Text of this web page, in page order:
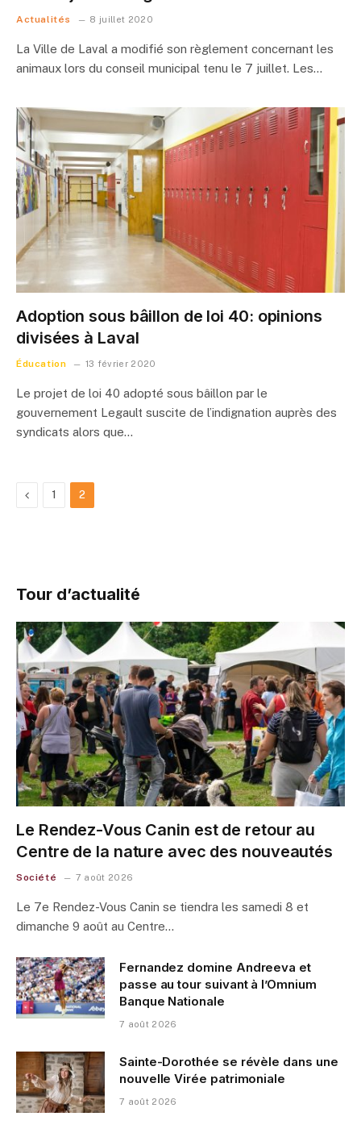
Actualités 8 juillet 2020
La Ville de Laval a modifié son règlement concernant les
animaux lors du conseil municipal tenu le 7 juillet. Les…
Adoption sous bâillon de loi 40: opinions
divisées à Laval
Éducation 13 février 2020
Le projet de loi 40 adopté sous bâillon par le
gouvernement Legault suscite de l’indignation auprès des
syndicats alors que…
Previous
1 2
Tour d’actualité
Le Rendez-Vous Canin est de retour au
Centre de la nature avec des nouveautés
Société 7 août 2026
Le 7e Rendez-Vous Canin se tiendra les samedi 8 et
dimanche 9 août au Centre…
Fernandez domine Andreeva et
passe au tour suivant à l’Omnium
Banque Nationale
7 août 2026
Sainte-Dorothée se révèle dans une
nouvelle Virée patrimoniale
7 août 2026